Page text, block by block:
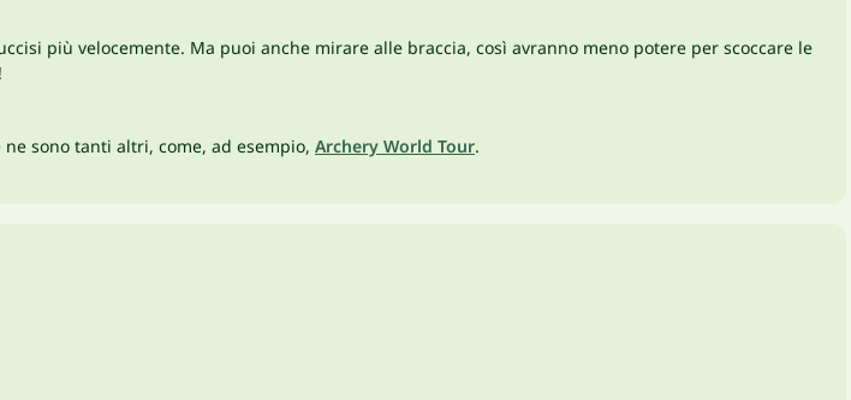
più velocemente. Ma puoi anche mirare alle braccia, così avranno meno potere per scoccare le
sono tanti altri, come, ad esempio, Archery World Tour.